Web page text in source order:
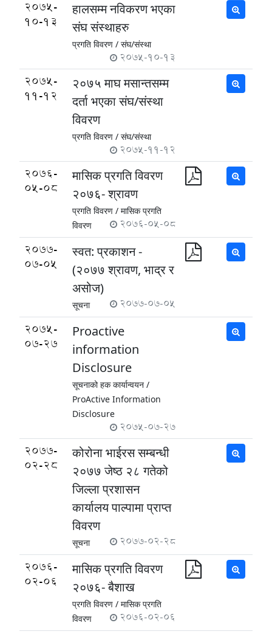
2075-
10-13
हालसम्म नविकरण भएका
संघ संस्थाहरु
प्रगति विवरण / संघ/संस्था
2075-10-13
2075-
11-12
२०७५ माघ मसान्तसम्म
दर्ता भएका स‌ंघ/संस्था
विवरण
प्रगति विवरण / संघ/संस्था
2075-11-12
2076-
05-08
मासिक प्रगति विवरण
२०७६- श्रावण
प्रगति विवरण / मासिक प्रगति
विवरण
2076-05-08
2077-
07-05
स्वत: प्रकाशन -
(२०७७ श्रावण, भाद्र र
असोज)
सूचना 2077-07-05
2075-
07-27
Proactive
information
Disclosure
सूचनाको हक कार्यान्वयन /
ProActive Information
Disclosure
2075-07-27
2077-
02-28
कोरोना भाईरस सम्बन्धी
२०७७ जेष्ठ २८ गतेको
जिल्ला प्रशासन
कार्यालय पाल्पामा प्राप्त
विवरण
सूचना 2077-02-28
2076-
02-06
मासिक प्रगति विवरण
२०७६- बैशाख
प्रगति विवरण / मासिक प्रगति
विवरण
2076-02-06